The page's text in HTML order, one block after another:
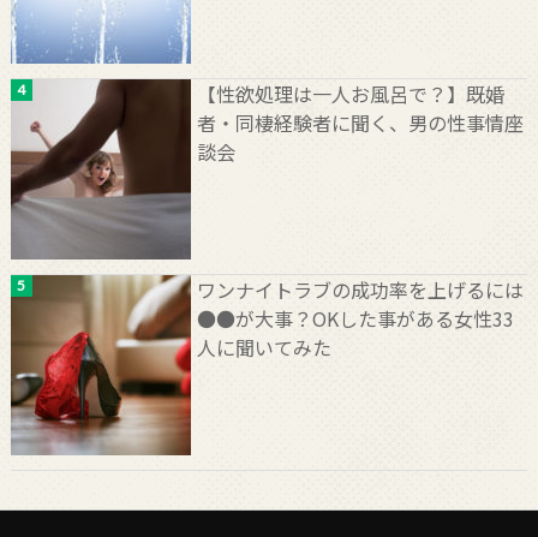
【性欲処理は一人お風呂で？】既婚
者・同棲経験者に聞く、男の性事情座
談会
ワンナイトラブの成功率を上げるには
●●が大事？OKした事がある女性33
人に聞いてみた